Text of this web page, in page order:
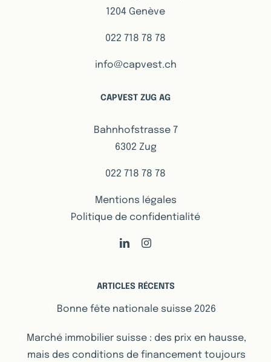
1204 Genève
022 718 78 78
info@capvest.ch
CAPVEST ZUG AG
Bahnhofstrasse 7
6302 Zug
022 718 78 78
Mentions légales
Politique de confidentialité
ARTICLES RÉCENTS
Bonne fête nationale suisse 2026
Marché immobilier suisse : des prix en hausse,
mais des conditions de financement toujours